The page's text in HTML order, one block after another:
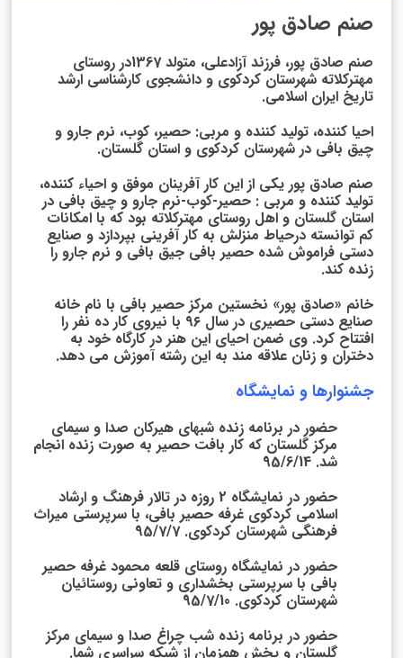
صنم صادق پور
صنم صادق پور، فرزند آزادعلی، متولد 1367در روستای
مهترکلاته شهرستان کردکوی و دانشجوی کارشناسی ارشد
تاریخ ایران اسلامی.
احیا کننده، تولید کننده و مربی: حصیر، کوب، نرم جارو و
چیق بافی در شهرستان کردکوی و استان گلستان.
صنم صادق پور یکی از این کار آفرینان موفق و احیاء کننده،
تولید کننده و مربی : حصیر-کوب-نرم جارو و چیق بافی در
استان گلستان و اهل روستای مهترکلاته بود که با امکانات
کم توانسته درحیاط منزلش به کار آفرینی بپردازد و صنایع
دستی فراموش شده حصیر بافی جیق بافی و نرم جارو را
زنده کند.
خانم «صادق پور» نخستین مرکز حصیر بافی با نام خانه
صنایع دستی حصیری در سال ۹۶ با نیروی کار ده نفر را
افتتاح کرد. وی ضمن احیای این هنر در کارگاه خود به
دختران و زنان علاقه مند به این رشته آموزش می دهد.
جشنوارها و نمایشگاه
حضور در برنامه زنده شبهای هیرکان صدا و سیمای
مرکز گلستان که کار بافت حصیر به صورت زنده انجام
شد. 95/6/14
حضور در نمایشگاه 2 روزه در تالار فرهنگ و ارشاد
اسلامی کردکوی غرفه حصیر بافی، با سرپرستی میراث
فرهنگی شهرستان کردکوی. 95/7/7
حضور در نمایشگاه روستای قلعه محمود غرفه حصیر
بافی با سرپرستی بخشداری و تعاونی روستائیان
شهرستان کردکوی. 95/7/10
حضور در برنامه زنده شب چراغ صدا و سیمای مرکز
گلستان و پخش همزمان از شبکه سراسری شما.